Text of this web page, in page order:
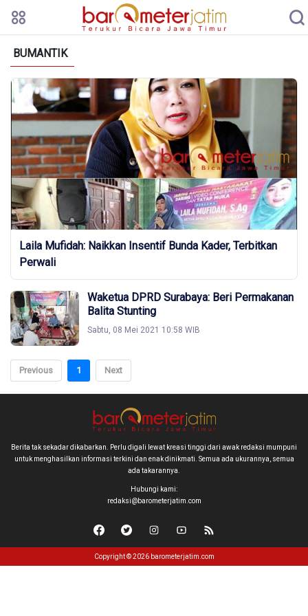
BUMANTIK
Laila Mufidah: Naikkan Insentif Bunda Kader, Terbitkan
Perwali
Waketua DPRD Surabaya: Beri Permakanan
Balita Stunting
Sabtu, 08 Mei 2021 10:58 WIB
Previous 1 Next
Berita tak sekadar dikabarkan. Perlu digali lewat kreasi tinggi dari awak redaksi mumpuni
untuk menghasilkan informasi terkini dan enak dinikmati. Semua ada ukurannya, semua
ada takarannya.
Hubungi kami:
redaksi@barometerjatim.com
Copyright © 2026 barometerjatim.com